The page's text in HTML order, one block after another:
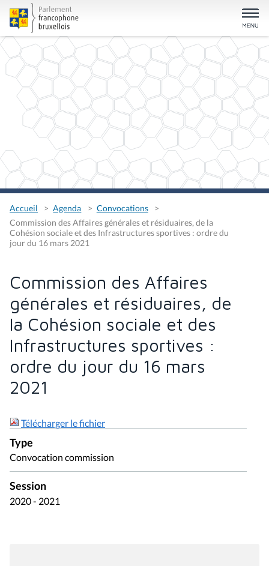
Accueil Agenda
Convocations
Commission des Affaires générales et résiduaires, de la
Cohésion sociale et des Infrastructures sportives : ordre du
jour du 16 mars 2021
Commission des Affaires
générales et résiduaires, de
la Cohésion sociale et des
Infrastructures sportives :
ordre du jour du 16 mars
2021
Télécharger le fichier
Type
Convocation commission
Session
2020 - 2021